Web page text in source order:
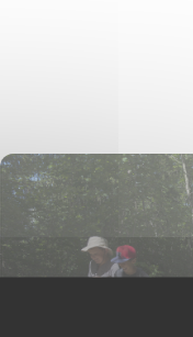
dans un nouvel onglet)